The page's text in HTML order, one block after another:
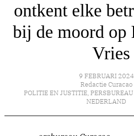
ontkent elke
bij de moord op
Vries
9 FEBRUARI 2024
Redactie Curacao
POLITIE EN JUSTITIE,
NEDERLAND